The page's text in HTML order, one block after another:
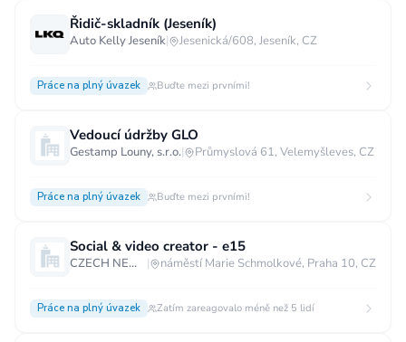
Řidič-skladník (Jeseník)
Auto Kelly Jeseník| Jesenická/608, Jeseník, CZ
Práce na plný úvazek Buďte mezi prvními!
Vedoucí údržby GLO
Gestamp Louny, s.r.o.| Průmyslová 61, Velemyšleves, CZ
Práce na plný úvazek Buďte mezi prvními!
Social & video creator - e15
CZECH NEWS CENTER a.s. | náměstí Marie Schmolkové, Praha 10, CZ
Práce na plný úvazek Zatím zareagovalo méně než 5 lidí